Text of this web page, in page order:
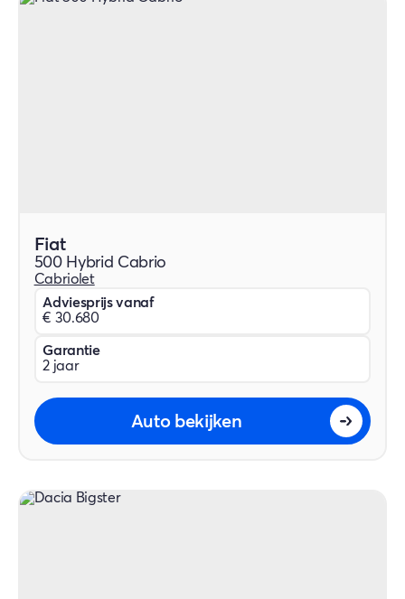
Fiat
500 Hybrid Cabrio
Cabriolet
Adviesprijs vanaf
€ 30.680
Garantie
2 jaar
Auto bekijken